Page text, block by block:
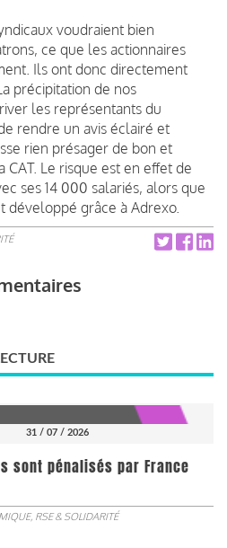
voudraient bien
ce que les actionnaires
Ils ont donc directement
précipitation de nos
les représentants du
rendre un avis éclairé et
rien présager de bon et
Le risque est en effet de
ses 14 000 salariés, alors que
développé grâce à Adrexo.
31 / 07 / 2026
sont pénalisés par France
RSE & SOLIDARITÉ